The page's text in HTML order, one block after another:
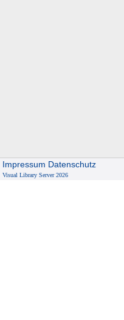
Impressum Datenschutz
Visual Library Server 2026